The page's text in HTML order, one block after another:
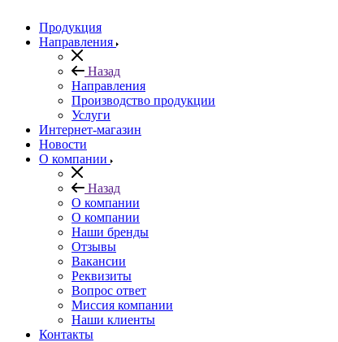
Продукция
Направления
Назад
Направления
Производство продукции
Услуги
Интернет-магазин
Новости
О компании
Назад
О компании
О компании
Наши бренды
Отзывы
Вакансии
Реквизиты
Вопрос ответ
Миссия компании
Наши клиенты
Контакты